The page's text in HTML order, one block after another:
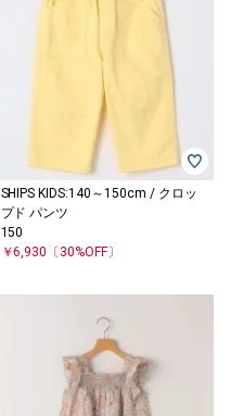
SHIPS KIDS:140～150cm / クロッ
プド パンツ
150
￥6,930 〔30%OFF〕